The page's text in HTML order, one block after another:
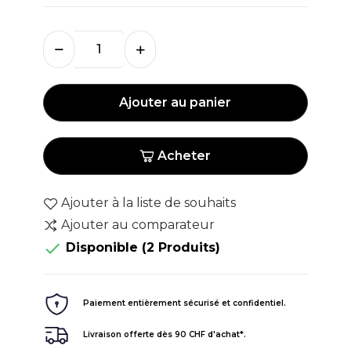
Ajouter au panier
Acheter
Ajouter à la liste de souhaits
Ajouter au comparateur
 Disponible (2 Produits)
Paiement entièrement sécurisé et confidentiel.
Livraison offerte dès 90 CHF d'achat*.